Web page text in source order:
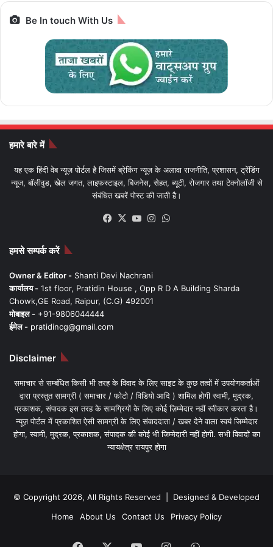
Be In touch With Us
हमारे बारे में
यह एक हिंदी वेब न्यूज़ पोर्टल है जिसमें ब्रेकिंग न्यूज़ के अलावा राजनीति, प्रशासन, ट्रेंडिंग
न्यूज, बॉलीवुड, खेल जगत, लाइफस्टाइल, बिजनेस, सेहत, ब्यूटी, रोजगार तथा टेक्नोलॉजी से
संबंधित खबरें पोस्ट की जाती है।
Facebook
X YouTubeInstagram
हमसे सम्पर्क करें
Owner & Editor - Shanti Devi Nachrani
कार्यालय - 1st floor, Pratidin House , Opp R D A Building Sharda
Chowk,GE Road, Raipur, (C.G) 492001
मोबाइल - +91-9806044444
ईमेल - pratidincg@gmail.com
Disclaimer
समाचार से सम्बंधित किसी भी तरह के विवाद के लिए साइट के कुछ तत्वों में उपयोगकर्ताओं
द्वारा प्रस्तुत सामग्री ( समाचार / फोटो / विडियो आदि ) शामिल होगी स्वामी, मुद्रक,
प्रकाशक, संपादक इस तरह के सामग्रियों के लिए कोई ज़िम्मेदार नहीं स्वीकार करता है।
न्यूज़ पोर्टल में प्रकाशित ऐसी सामग्री के लिए संवाददाता / खबर देने वाला स्वयं जिम्मेदार
होगा, स्वामी, मुद्रक, प्रकाशक, संपादक की कोई भी जिम्मेदारी नहीं होगी. सभी विवादों का
न्यायक्षेत्र रायपुर होगा
© Copyright 2026, All Rights Reserved | Designed & Developed
Home
About Us Contact Us Privacy Policy